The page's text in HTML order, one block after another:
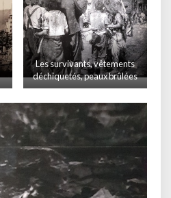
Les survivants, vêtements
déchiquetés, peaux brûlées